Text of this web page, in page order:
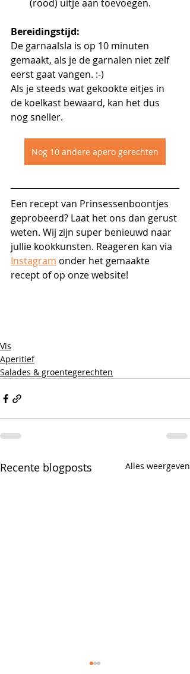
(rood) uitje aan toevoegen.
Bereidingstijd:
De garnaalsla is op 10 minuten
gemaakt, als je de garnalen niet zelf
eerst gaat vangen. :-)
Als je steeds wat gekookte eitjes in
de koelkast bewaard, kan het dus
nog sneller.
Nog 10 andere apero gerechten
Een recept van Prinsessenboontjes
geprobeerd? Laat het ons dan gerust
weten. Wij zijn super benieuwd naar
jullie kookkunsten. Reageren kan via
Instagram onder het gemaakte
recept of op onze website!
Vis
Aperitief
Salades & groentegerechten
Recente blogposts Alles weergeven